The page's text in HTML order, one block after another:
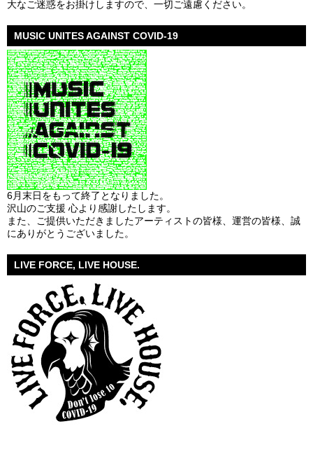
大なご迷惑をお掛けしますので、一切ご遠慮ください。
MUSIC UNITES AGAINST COVID-19
6月末日をもって終了となりました。
沢山のご支援 心より感謝したします。
また、ご提供いただきましたアーティストの皆様、運営の皆様、誠
にありがとうございました。
LIVE FORCE, LIVE HOUSE.